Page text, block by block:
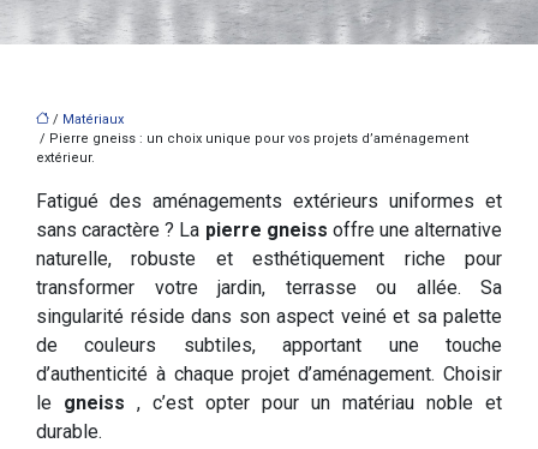
/ Matériaux
/ Pierre gneiss : un choix unique pour vos projets d’aménagement
extérieur.
Fatigué des aménagements extérieurs uniformes et
sans caractère ? La pierre gneiss offre une alternative
naturelle, robuste et esthétiquement riche pour
transformer votre jardin, terrasse ou allée. Sa
singularité réside dans son aspect veiné et sa palette
de couleurs subtiles, apportant une touche
d’authenticité à chaque projet d’aménagement. Choisir
le gneiss , c’est opter pour un matériau noble et
durable.